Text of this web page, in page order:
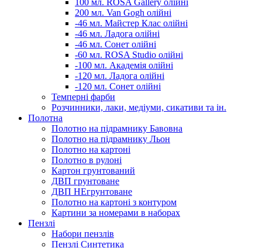
100 мл. ROSA Gallery олійні
200 мл. Van Gogh олійні
-46 мл. Майстер Клас олійні
-46 мл. Ладога олійні
-46 мл. Сонет олійні
-60 мл. ROSA Studio олійні
-100 мл. Академія олійні
-120 мл. Ладога олійні
-120 мл. Сонет олійні
Темперні фарби
Розчинники, лаки, медіуми, сикативи та ін.
Полотна
Полотно на підрамнику Бавовна
Полотно на підрамнику Льон
Полотно на картоні
Полотно в рулоні
Картон грунтований
ДВП грунтоване
ДВП НЕгрунтоване
Полотно на картоні з контуром
Картини за номерами в наборах
Пензлі
Набори пензлів
Пензлі Синтетика